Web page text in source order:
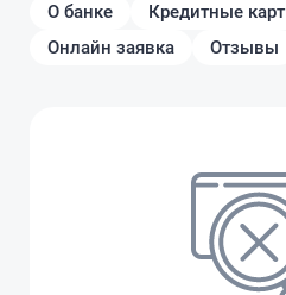
О банке
Кредитные
Онлайн заявка
Отзывы